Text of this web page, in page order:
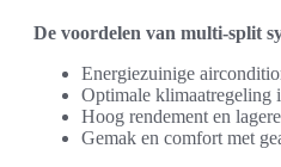
De voordelen van multi-split
Energiezuinige
Optimale klimaatregeling
Hoog rendement en
Gemak en comfort met